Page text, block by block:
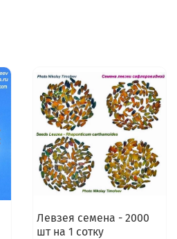
Левзея семена - 2000
шт на 1 сотку